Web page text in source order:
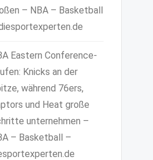
– NBA – Basketball
Eastern Conference-
Knicks an der
während 76ers,
und Heat große
unternehmen –
– Basketball –